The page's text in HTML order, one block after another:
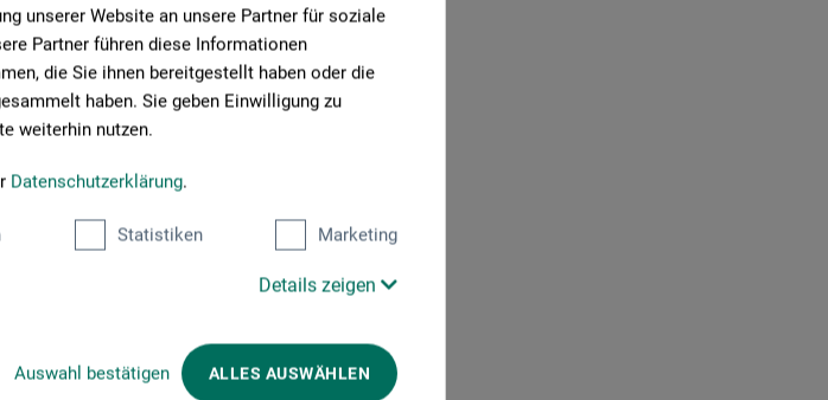
unserer Website an unsere Partner für soziale
Partner führen diese Informationen
die Sie ihnen bereitgestellt haben oder die
haben. Sie geben Einwilligung zu
weiterhin nutzen.
Datenschutzerklärung.
Statistiken Marketing
Details zeigen
Auswahl bestätigen ALLES AUSWÄHLEN
eine grosse Armbewegung zu
fette Ölkreiden,
an Material ist gefragt,
Flächen, Tiefen, Kontrasten
unsere Intuition, sondern
uns auf unser Bild ein.